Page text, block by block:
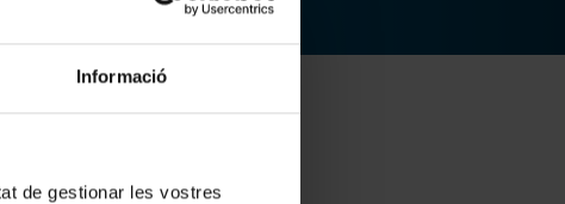
Informació
de gestionar les vostres